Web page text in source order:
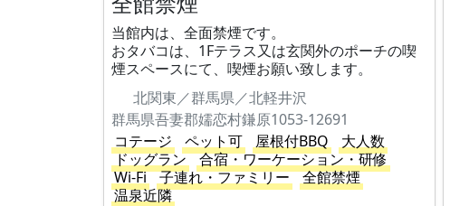
当館内は、全面禁煙です。
おタバコは、1Fテラス又は玄関外のポーチの喫
煙スペースにて、喫煙お願い致します。
北関東／群馬県／北軽井沢
群馬県吾妻郡嬬恋村鎌原1053-12691
コテージ
ペット可 屋根付BBQ
大人数
ドッグラン
合宿・ワーケーション・研修
Wi-Fi
子連れ・ファミリー
全館禁煙
温泉近隣